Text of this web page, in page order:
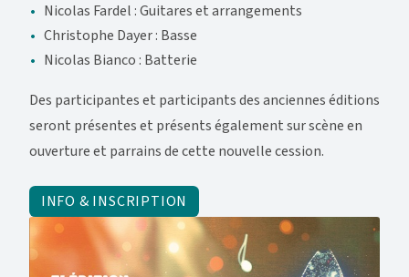
Nicolas Fardel : Guitares et arrangements
Christophe Dayer : Basse
Nicolas Bianco : Batterie
Des participantes et participants des anciennes éditions
seront présentes et présents également sur scène en
ouverture et parrains de cette nouvelle cession.
INFO & INSCRIPTION